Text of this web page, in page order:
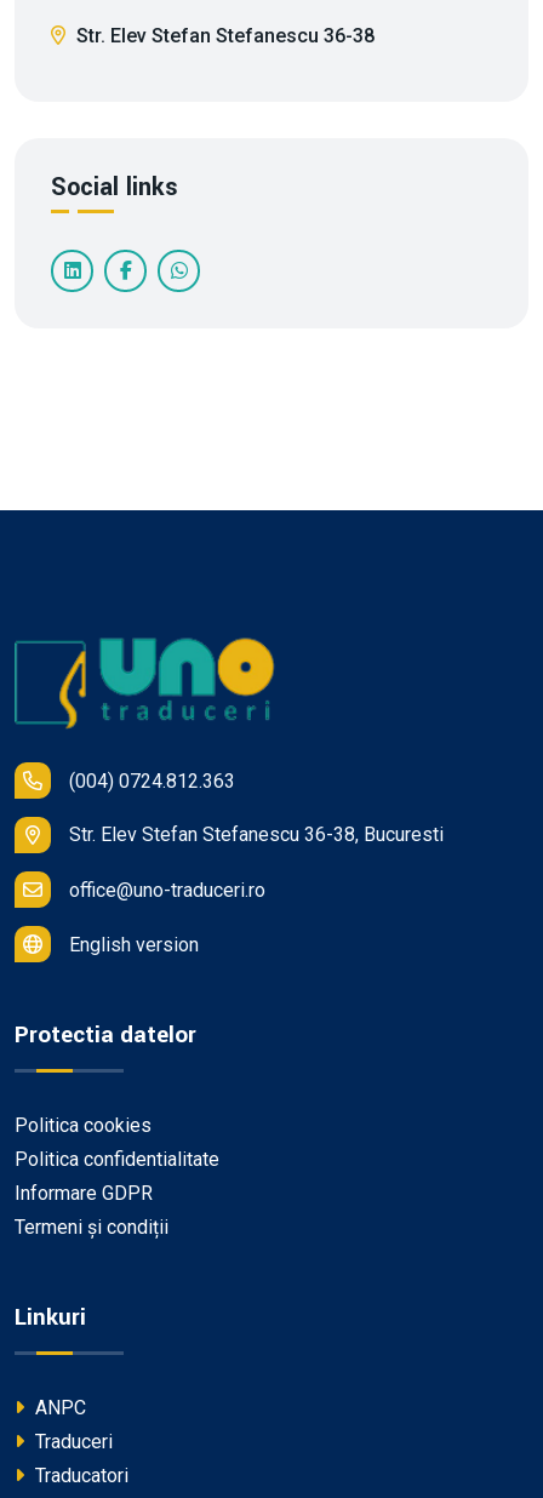
Str. Elev Stefan Stefanescu 36-38
Social links
(004) 0724.812.363
Str. Elev Stefan Stefanescu 36-38, Bucuresti
office@uno-traduceri.ro
English version
Protectia datelor
Politica cookies
Politica confidentialitate
Informare GDPR
Termeni și condiții
Linkuri
ANPC
Traduceri
Traducatori